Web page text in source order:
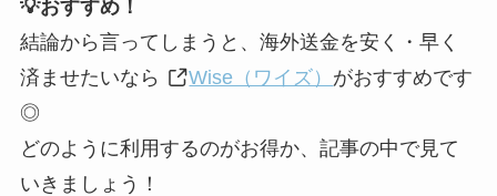
💡おすすめ！
結論から言ってしまうと、海外送金を安く・早く
済ませたいなら
Wise（ワイズ） がおすすめです
◎
どのように利用するのがお得か、記事の中で見て
いきましょう！